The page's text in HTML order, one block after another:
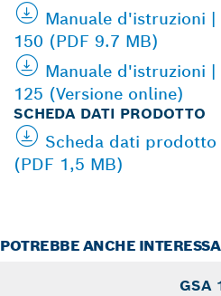
Manuale d'istruzioni |
150 (PDF 9.7 MB)
Manuale d'istruzioni |
125 (Versione online)
SCHEDA DATI PRODOTTO
Scheda dati prodotto
(PDF 1,5 MB)
POTREBBE ANCHE
GSA